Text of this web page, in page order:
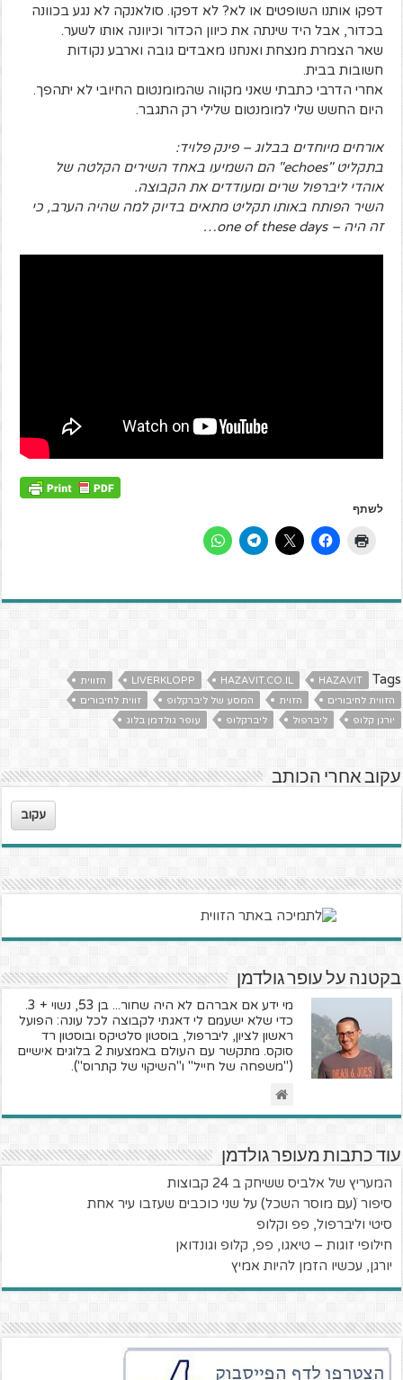
דפקו אותנו השופטים או לא? לא דפקו. סולאנקה לא נגע בכוונה
בכדור, אבל היד שינתה את כיוון הכדור וכיוונה אותו לשער.
שאר הצמרת מנצחת ואנחנו מאבדים גובה וארבע נקודות
חשובות בבית.
אחרי הדרבי כתבתי שאני מקווה שהמומנטום החיובי לא יתהפך.
היום החשש שלי למומנטום שלילי רק התגבר.
אורחים מיוחדים בבלוג – פינק פלויד:
בתקליט "echoes" הם השמיעו באחד השירים הקלטה של
אוהדי ליברפול שרים ומעודדים את הקבוצה.
השיר הפותח באותו תקליט מתאים בדיוק למה שהיה הערב, כי
זה היה – one of these days…
לשתף
Tags
HAZAVIT
HAZAVIT.CO.IL
LIVERKLOPP
הזווית
הזווית לחיבורים
הזוית המסע של ליברקלופ
זווית לחיבורים
יורגן קלופ
ליברפול ליברקלופ עופר גולדמן בלוג
עקוב אחרי הכותב
עקוב
בקטנה על עופר גולדמן
מי ידע אם אברהם לא היה שחור... בן 53, נשוי + 3.
כדי שלא ישעמם לי דאגתי לקבוצה לכל עונה: הפועל
ראשון לציון, ליברפול, בוסטון סלטיקס ובוסטון רד
סוקס. מתקשר עם העולם באמצעות 2 בלוגים אישיים
("משפחה של חייל" ו"השיקוי של קתרוס").
עוד כתבות מעופר גולדמן
המעריץ של אלביס ששיחק ב 24 קבוצות
סיפור ׁ(עם מוסר השכל) על שני כוכבים שעזבו עיר אחת
סיטי וליברפול, פפ וקלופ
חילופי זוגות – טיאגו, פפ, קלופ וגונדואן
יורגן, עכשיו הזמן להיות אמיץ